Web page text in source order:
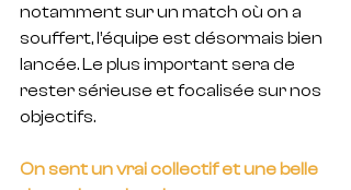
notamment sur un match où on a
souffert, l’équipe est désormais bien
lancée. Le plus important sera de
rester sérieuse et focalisée sur nos
objectifs.
On sent un vrai collectif et une belle